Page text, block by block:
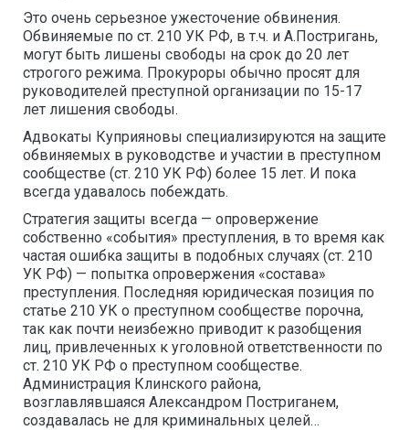
Это очень серьезное ужесточение обвинения.
Обвиняемые по ст. 210 УК РФ, в т.ч. и А.Постригань,
могут быть лишены свободы на срок до 20 лет
строгого режима. Прокуроры обычно просят для
руководителей преступной организации по 15-17
лет лишения свободы.
Адвокаты Куприяновы специализируются на защите
обвиняемых в руководстве и участии в преступном
сообществе (ст. 210 УК РФ) более 15 лет. И пока
всегда удавалось побеждать.
Стратегия защиты всегда — опровержение
собственно «события» преступления, в то время как
частая ошибка защиты в подобных случаях (ст. 210
УК РФ) — попытка опровержения «состава»
преступления. Последняя юридическая позиция по
статье 210 УК о преступном сообществе порочна,
так как почти неизбежно приводит к разобщения
лиц, привлеченных к уголовной ответственности по
ст. 210 УК РФ о преступном сообществе.
Администрация Клинского района,
возглавлявшаяся Александром Постриганем,
создавалась не для криминальных целей…